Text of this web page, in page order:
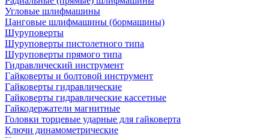
Угловые шлифмашины
Цанговые шлифмашины (бормашины)
Шуруповерты
Шуруповерты пистолетного типа
Шуруповерты прямого типа
Гидравлический инструмент
Гайковерты и болтовой инструмент
Гайковерты гидравлические
Гайковерты гидравлические кассетные
Гайкодержатели магнитные
Головки торцевые ударные для гайковерта
Ключи динамометрические